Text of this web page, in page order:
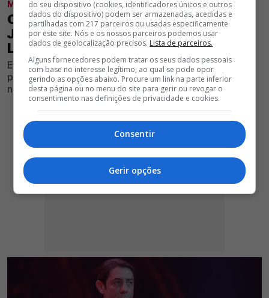
MODALIDADES
OFICIAL! BENFICA FECHA MELHOR
JOGADOR DO 4.º CLASSIFICADO DA
LIGA ATÉ 2030
Encarnados anunciaram mais uma cara nova para a
próxima temporada e as primeiras palavras do jogador
não passaram despercebidas
do seu dispositivo (cookies, identificadores únicos e outros
dados do dispositivo) podem ser armazenadas, acedidas e
partilhadas com 217 parceiros ou usadas especificamente
por este site. Nós e os nossos parceiros podemos usar
dados de geolocalização precisos. Lista de parceiros.
Alguns fornecedores podem tratar os seus dados pessoais
com base no interesse legítimo, ao qual se pode opor
gerindo as opções abaixo. Procure um link na parte inferior
desta página ou no menu do site para gerir ou revogar o
consentimento nas definições de privacidade e cookies.
Consentir
Gerir opções